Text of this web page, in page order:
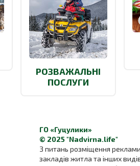
РОЗВАЖАЛЬНІ
ПОСЛУГИ
ГО «Гуцулики»
© 2025 "Nadvirna.life"
З питань розміщення
закладів житла та інших